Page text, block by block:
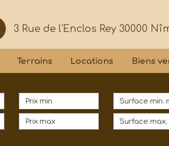
3 Rue de l'Enclos Rey 30000
Terrains Locations Biens